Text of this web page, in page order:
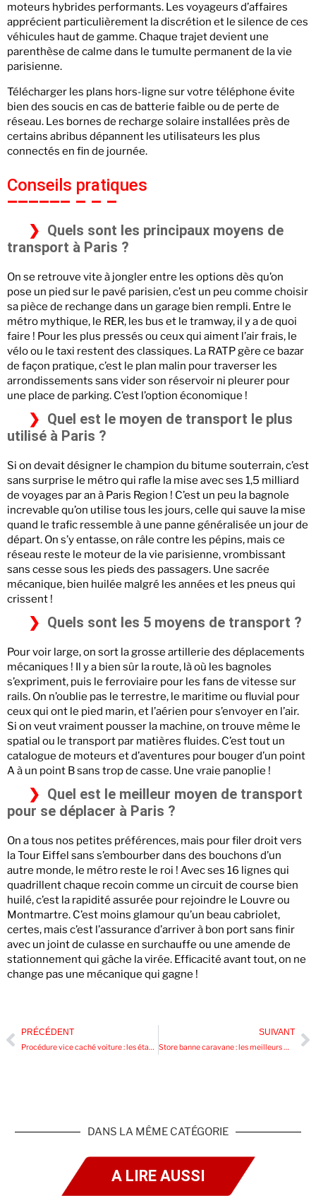
moteurs hybrides performants. Les voyageurs d’affaires
apprécient particulièrement la discrétion et le silence de ces
véhicules haut de gamme. Chaque trajet devient une
parenthèse de calme dans le tumulte permanent de la vie
parisienne.
Télécharger les plans hors-ligne sur votre téléphone évite
bien des soucis en cas de batterie faible ou de perte de
réseau. Les bornes de recharge solaire installées près de
certains abribus dépannent les utilisateurs les plus
connectés en fin de journée.
Conseils pratiques
Quels sont les principaux moyens de
transport à Paris ?
On se retrouve vite à jongler entre les options dès qu’on
pose un pied sur le pavé parisien, c’est un peu comme choisir
sa pièce de rechange dans un garage bien rempli. Entre le
métro mythique, le RER, les bus et le tramway, il y a de quoi
faire ! Pour les plus pressés ou ceux qui aiment l’air frais, le
vélo ou le taxi restent des classiques. La RATP gère ce bazar
de façon pratique, c’est le plan malin pour traverser les
arrondissements sans vider son réservoir ni pleurer pour
une place de parking. C’est l’option économique !
Quel est le moyen de transport le plus
utilisé à Paris ?
Si on devait désigner le champion du bitume souterrain, c’est
sans surprise le métro qui rafle la mise avec ses 1,5 milliard
de voyages par an à Paris Region ! C’est un peu la bagnole
increvable qu’on utilise tous les jours, celle qui sauve la mise
quand le trafic ressemble à une panne généralisée un jour de
départ. On s’y entasse, on râle contre les pépins, mais ce
réseau reste le moteur de la vie parisienne, vrombissant
sans cesse sous les pieds des passagers. Une sacrée
mécanique, bien huilée malgré les années et les pneus qui
crissent !
Quels sont les 5 moyens de transport ?
Pour voir large, on sort la grosse artillerie des déplacements
mécaniques ! Il y a bien sûr la route, là où les bagnoles
s’expriment, puis le ferroviaire pour les fans de vitesse sur
rails. On n’oublie pas le terrestre, le maritime ou fluvial pour
ceux qui ont le pied marin, et l’aérien pour s’envoyer en l’air.
Si on veut vraiment pousser la machine, on trouve même le
spatial ou le transport par matières fluides. C’est tout un
catalogue de moteurs et d’aventures pour bouger d’un point
A à un point B sans trop de casse. Une vraie panoplie !
Quel est le meilleur moyen de transport
pour se déplacer à Paris ?
On a tous nos petites préférences, mais pour filer droit vers
la Tour Eiffel sans s’embourber dans des bouchons d’un
autre monde, le métro reste le roi ! Avec ses 16 lignes qui
quadrillent chaque recoin comme un circuit de course bien
huilé, c’est la rapidité assurée pour rejoindre le Louvre ou
Montmartre. C’est moins glamour qu’un beau cabriolet,
certes, mais c’est l’assurance d’arriver à bon port sans finir
avec un joint de culasse en surchauffe ou une amende de
stationnement qui gâche la virée. Efficacité avant tout, on ne
change pas une mécanique qui gagne !
PRÉCÉDENT
Procédure vice caché voiture : les étapes pour obtenir le remboursement
SUIVANT
Store banne caravane : les meilleurs modèles pour simplifier vos séjours en camping
DANS LA MÊME CATÉGORIE
A LIRE AUSSI